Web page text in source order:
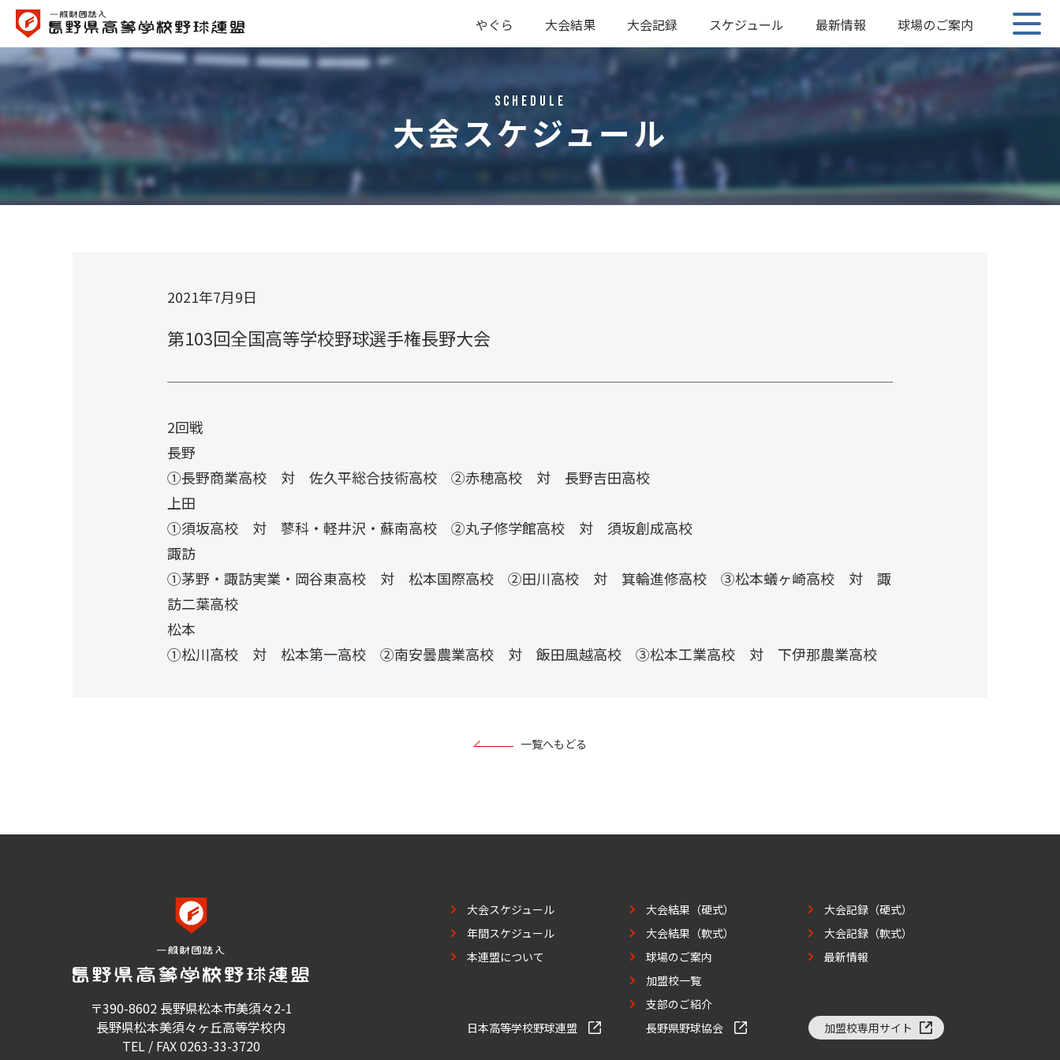
やぐら
大会結果
硬式
軟式
大会記録
硬式
軟式
スケジュール 最新情報 球場のご案内
Schedule
大会スケジュール
2021年7月9日
第103回全国高等学校野球選手権長野大会
2回戦
長野
①長野商業高校 対 佐久平総合技術高校 ②赤穂高校 対 長野吉田高校
上田
①須坂高校 対 蓼科・軽井沢・蘇南高校 ②丸子修学館高校 対 須坂創成高校
諏訪
①茅野・諏訪実業・岡谷東高校 対 松本国際高校 ②田川高校 対 箕輪進修高校 ③松本蟻ヶ崎高校 対 諏
訪二葉高校
松本
①松川高校 対 松本第一高校 ②南安曇農業高校 対 飯田風越高校 ③松本工業高校 対 下伊那農業高校
一覧へもどる
〒390-8602 長野県松本市美須々2-1
長野県松本美須々ヶ丘高等学校内
TEL / FAX 0263-33-3720
大会スケジュール
年間スケジュール
本連盟について
大会結果（硬式）
大会結果（軟式）
球場のご案内
加盟校一覧
支部のご紹介
大会記録（硬式）
大会記録（軟式）
最新情報
日本高等学校野球連盟 長野県野球協会 加盟校専用サイト